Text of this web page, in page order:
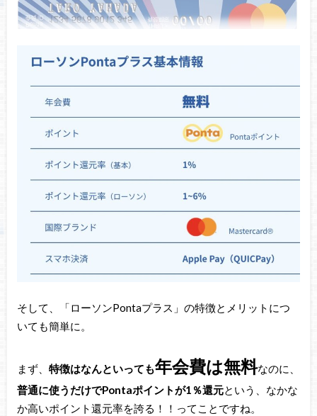
そして、「ローソンPontaプラス」の特徴とメリットにつ
いても簡単に。
まず、 特徴はなんといっても年会費は無料なのに、
普通に使うだけでPontaポイントが1％還元という、なかな
か高いポイント還元率を誇る！！ってことですね。